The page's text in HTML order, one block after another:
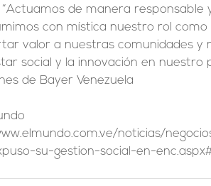
“Actuamos de manera
con mística nuestro rol
valor a nuestras comunidades y
social y la innovación en nuestro
de Bayer Venezuela
noticias/
su-gestion-social-en-